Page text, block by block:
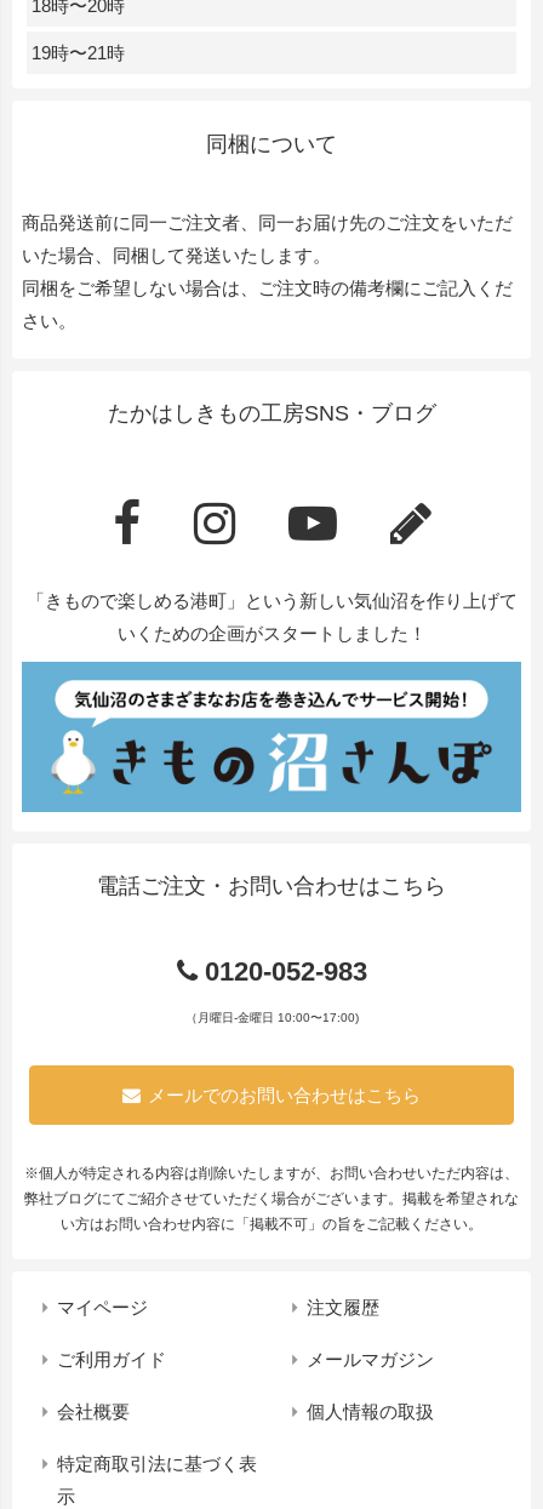
18時〜20時
19時〜21時
同梱について
商品発送前に同一ご注文者、同一お届け先のご注文をいただ
いた場合、同梱して発送いたします。
同梱をご希望しない場合は、ご注文時の備考欄にご記入くだ
さい。
たかはしきもの工房SNS・ブログ
「きもので楽しめる港町」という新しい気仙沼を作り上げて
いくための企画がスタートしました！
電話ご注文・お問い合わせはこちら
0120-052-983
（月曜日-金曜日 10:00〜17:00)
メールでのお問い合わせはこちら
※個人が特定される内容は削除いたしますが、お問い合わせいただ内容は、
弊社ブログにてご紹介させていただく場合がございます。掲載を希望されな
い方はお問い合わせ内容に「掲載不可」の旨をご記載ください。
マイページ 注文履歴
ご利用ガイド メールマガジン
会社概要 個人情報の取扱
特定商取引法に基づく表
示